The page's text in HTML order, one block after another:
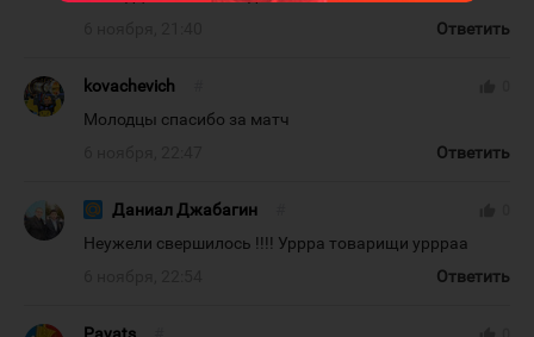
Ответить
kovachevich
Молодцы спасибо за матч
Ответить
Даниал Джабагин
Неужели свершилось !!!! Уррра товарищи уррраа
Ответить